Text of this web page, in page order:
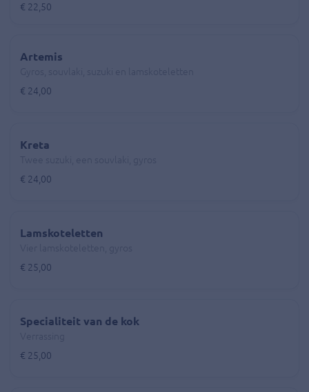
€ 22,50
Artemis
€ 24,00
Kreta
€ 24,00
Lamskoteletten
€ 25,00
Specialiteit van de kok
€ 25,00